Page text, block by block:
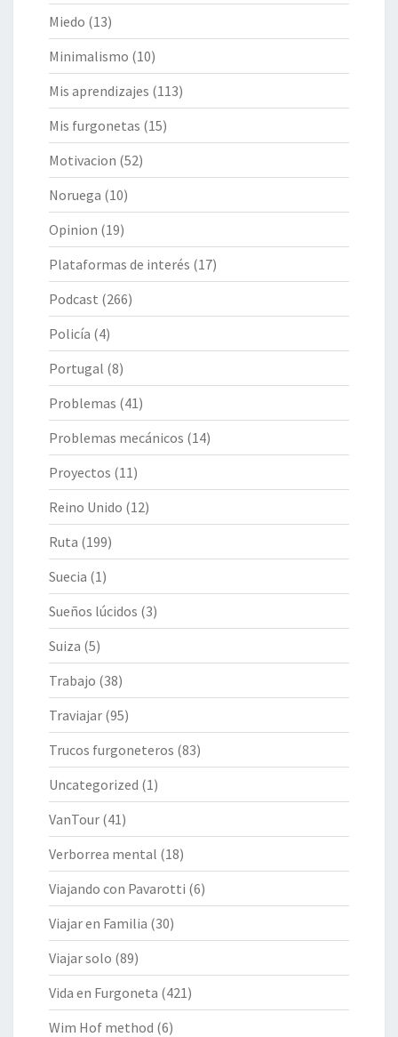
Miedo (13)
Minimalismo (10)
Mis aprendizajes (113)
Mis furgonetas (15)
Motivacion (52)
Noruega (10)
Opinion (19)
Plataformas de interés (17)
Podcast (266)
Policía (4)
Portugal (8)
Problemas (41)
Problemas mecánicos (14)
Proyectos (11)
Reino Unido (12)
Ruta (199)
Suecia (1)
Sueños lúcidos (3)
Suiza (5)
Trabajo (38)
Traviajar (95)
Trucos furgoneteros (83)
Uncategorized (1)
VanTour (41)
Verborrea mental (18)
Viajando con Pavarotti (6)
Viajar en Familia (30)
Viajar solo (89)
Vida en Furgoneta (421)
Wim Hof method (6)